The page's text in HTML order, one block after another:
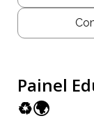
Painel
♻️🌍